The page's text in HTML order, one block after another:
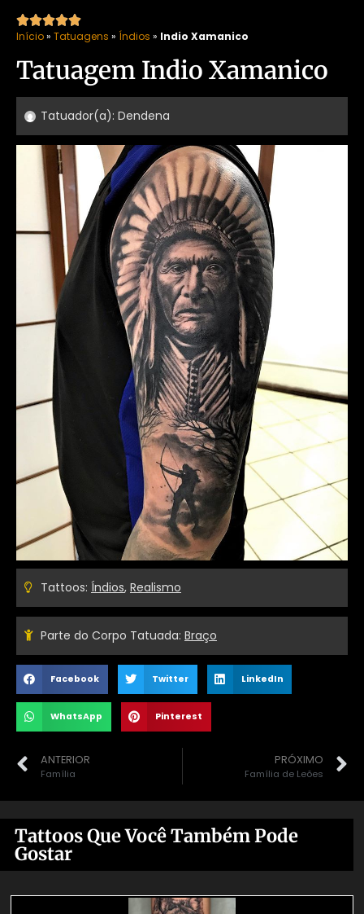

Início» Tatuagens » Índios » Indio Xamanico
Tatuagem Indio Xamanico
Tatuador(a): Dendena
Tattoos: Índios, Realismo
Parte do Corpo Tatuada: Braço
Facebook Twitter LinkedIn
WhatsApp Pinterest
ANTERIOR
Família
PRÓXIMO
Família de Leões
Tattoos Que Você Também Pode
Gostar